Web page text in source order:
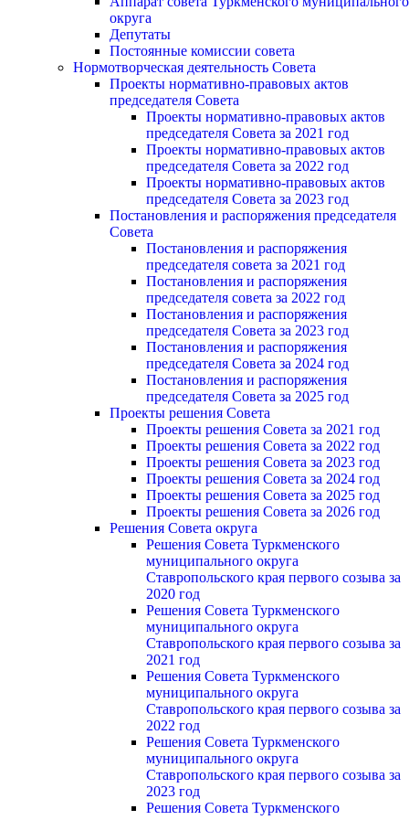
округа
Депутаты
Постоянные комиссии совета
Нормотворческая деятельность Совета
Проекты нормативно-правовых актов
председателя Cовета
Проекты нормативно-правовых актов
председателя Cовета за 2021 год
Проекты нормативно-правовых актов
председателя Cовета за 2022 год
Проекты нормативно-правовых актов
председателя Cовета за 2023 год
Постановления и распоряжения председателя
Cовета
Постановления и распоряжения
председателя совета за 2021 год
Постановления и распоряжения
председателя совета за 2022 год
Постановления и распоряжения
председателя Cовета за 2023 год
Постановления и распоряжения
председателя Cовета за 2024 год
Постановления и распоряжения
председателя Cовета за 2025 год
Проекты решения Cовета
Проекты решения Совета за 2021 год
Проекты решения Совета за 2022 год
Проекты решения Cовета за 2023 год
Проекты решения Совета за 2024 год
Проекты решения Совета за 2025 год
Проекты решения Совета за 2026 год
Решения Совета округа
Решения Совета Туркменского
муниципального округа
Ставропольского края первого созыва за
2020 год
Решения Совета Туркменского
муниципального округа
Ставропольского края первого созыва за
2021 год
Решения Совета Туркменского
муниципального округа
Ставропольского края первого созыва за
2022 год
Решения Совета Туркменского
муниципального округа
Ставропольского края первого созыва за
2023 год
Решения Совета Туркменского